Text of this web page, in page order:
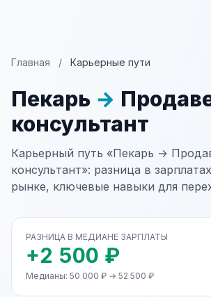
Главная / Карьерные пути
Пекарь →
консультант
Карьерный путь «Пекарь →
консультант»: разница в
рынке, ключевые навыки для
РАЗНИЦА В МЕДИАНЕ ЗАРПЛАТЫ
+2 500 ₽
Медианы: 50 000 ₽ → 52 500 ₽